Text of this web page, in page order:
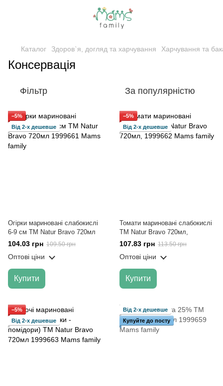
Каталог Здоров`я, догляд та харчування Харчування та
Консервація
Фільтр За популярністю
−5%
Від 2-х дешевше
Огірки мариновані слабокислі
6-9 см ТМ Natur Bravo 720мл
104.03 грн 109.50 грн
Оптові ціни
Купити
−5%
Від 2-х дешевше
Томати мариновані слабокислі
ТМ Natur Bravo 720мл,
107.83 грн 113.50 грн
Оптові ціни
Купити
−5%
Від 2-х дешевше
Від 2-х дешевше
Купуйте до посту